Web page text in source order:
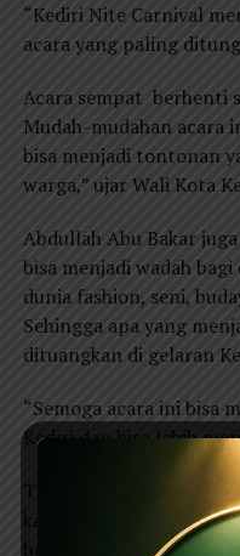
“Kediri Nite Carnival
acara yang paling
Acara sempat berhenti
Mudah-mudahan acara
bisa menjadi tontonan
warga,” ujar Wali Kota
Abdullah Abu Bakar
bisa menjadi wadah
dunia fashion, seni,
Sehingga apa yang
dituangkan di gelaran
“Semoga acara ini bisa
Kediri dan bisa lebih
Tak lupa Wali Kota
kasih kepada para
hadir di Kota Kediri,